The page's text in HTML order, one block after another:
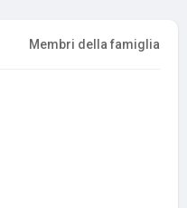
Membri della famiglia